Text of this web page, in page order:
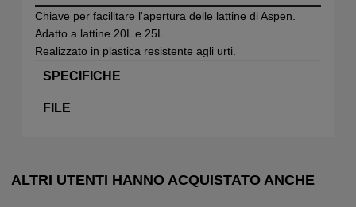
Chiave per facilitare l'apertura delle lattine di Aspen.
Adatto a lattine 20L e 25L.
Realizzato in plastica resistente agli urti.
SPECIFICHE
FILE
ALTRI UTENTI HANNO ACQUISTATO ANCHE